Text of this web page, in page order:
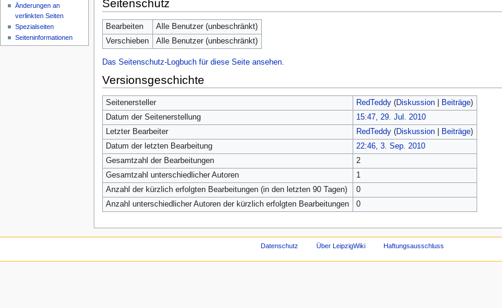
Seitenschutz
Bearbeiten
Alle Benutzer (unbeschränkt)
Verschieben
Alle Benutzer (unbeschränkt)
Das Seitenschutz-Logbuch für diese Seite ansehen.
Versionsgeschichte
Seitenersteller RedTeddy (Diskussion| Beiträge)
Datum der Seitenerstellung
15:47, 29. Jul. 2010
Letzter Bearbeiter
RedTeddy (Diskussion| Beiträge)
Datum der letzten Bearbeitung
22:46, 3. Sep. 2010
Gesamtzahl der Bearbeitungen
2
Gesamtzahl unterschiedlicher Autoren
1
Anzahl der kürzlich erfolgten Bearbeitungen (in den letzten 90 Tagen)
0
Anzahl unterschiedlicher Autoren der kürzlich erfolgten Bearbeitungen
0
Änderungen an
verlinkten Seiten
Spezialseiten
Seiten­informationen
Datenschutz Über LeipzigWiki Haftungsausschluss